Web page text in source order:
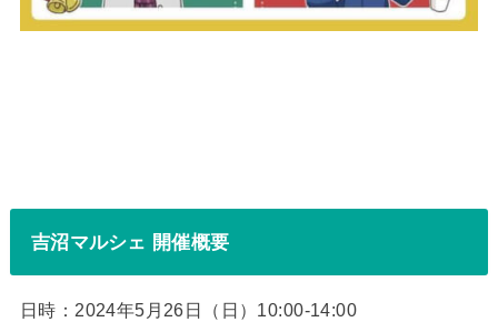
吉沼マルシェ 開催概要
日時：2024年5月26日（日）10:00-14:00